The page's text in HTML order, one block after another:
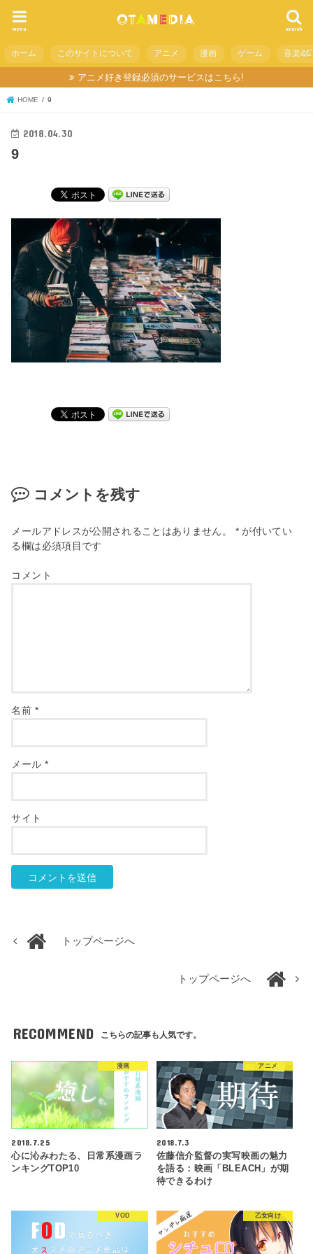
search
menu
ホーム このサイトについて アニメ 漫画 ゲーム 音楽
アニメ好き登録必須のサービスはこちら!
HOME 9
2018.04.30
9
コメントを残す
メールアドレスが公開されることはありません。 *が付いてい
る欄は必須項目です
コメント
名前 *
メール *
サイト
トップページへ
トップページへ
RECOMMEND こちらの記事も人気です。
漫画
2018.7.25
心に沁みわたる、日常系漫画ラ
ンキングTOP10
アニメ
2018.7.3
佐藤信介監督の実写映画の魅力
を語る：映画「BLEACH」が期
待できるわけ
VOD 乙女向け